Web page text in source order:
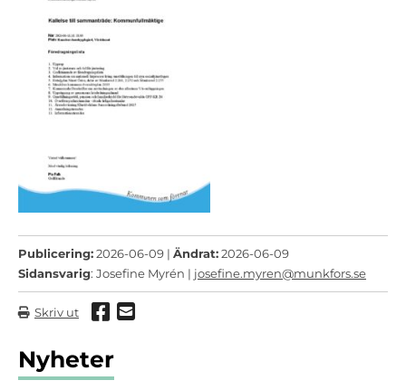
Publicering:2026-06-09 | Ändrat:2026-06-09
Sidansvarig: Josefine Myrén | josefine.myren@munkfors.se
Skriv ut Dela via Facebook
Dela via mail
Nyheter